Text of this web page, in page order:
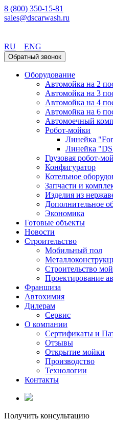
8 (800) 350-15-81
sales@dscarwash.ru
RU
ENG
Обратный звонок
Оборудование
Автомойка на 2
Автомойка на 3
Автомойка на 4
Автомойка на 6
Автомоечный
Робот-мойки
Линейка
Линейка
Грузовая робот-
Конфигуратор
Котельное
Запчасти и
Изделия из
Дополнительное
Экономика
Готовые объекты
Новости
Строительство
Мобильный пол
Строительство
Проектирование
Франшиза
Автохимия
Дилерам
Сервис
О компании
Сертификаты и
Отзывы
Открытие мойки
Производство
Технологии
Контакты
Получить консультацию